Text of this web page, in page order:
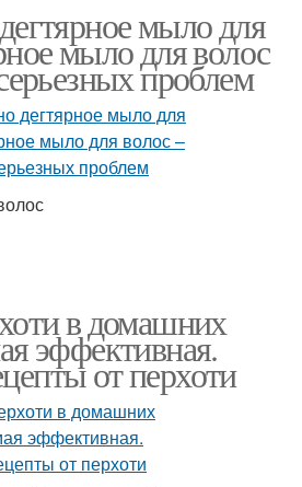
мыло для
мыло для волос
проблем
в домашних
эффективная.
от перхоти